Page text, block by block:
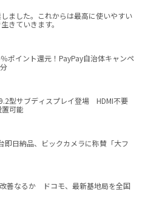
ました。これからは最高に使いやすい
きていきます。
％ポイント還元！PayPay自治体キャンペ
型サブディスプレイ登場 HDMI不要
可能
即日納品、ビックカメラに称賛「大フ
改善なるか ドコモ、最新基地局を全国